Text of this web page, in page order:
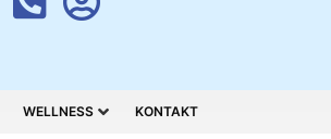
WELLNESS KONTAKT